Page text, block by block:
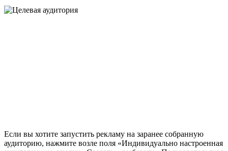
Если вы хотите запустить рекламу на заранее собранную
аудиторию, нажмите возле поля «Индивидуально настроенная